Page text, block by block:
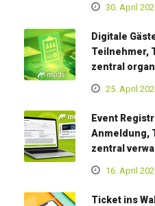
30. April
Digitale
Teilnehmer,
zentral
25. April
Event
Anmeldung,
zentral
16. April
Ticket ins